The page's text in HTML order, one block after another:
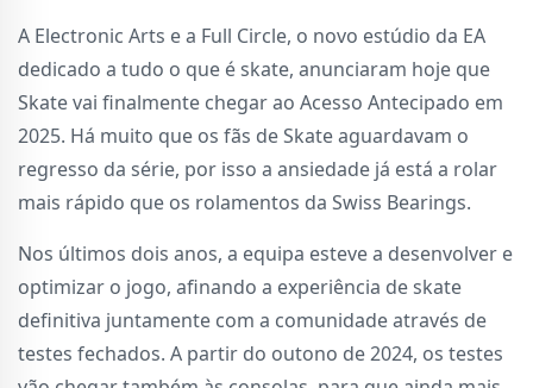
A Electronic Arts e a Full Circle, o novo estúdio da EA
dedicado a tudo o que é skate, anunciaram hoje que
Skate vai finalmente chegar ao Acesso Antecipado em
2025. Há muito que os fãs de Skate aguardavam o
regresso da série, por isso a ansiedade já está a rolar
mais rápido que os rolamentos da Swiss Bearings.
Nos últimos dois anos, a equipa esteve a desenvolver e
optimizar o jogo, afinando a experiência de skate
definitiva juntamente com a comunidade através de
testes fechados. A partir do outono de 2024, os testes